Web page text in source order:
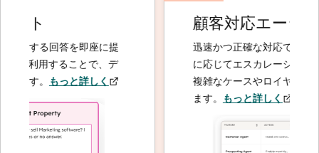
する回答を即座に提
利用することで、デ
もっと詳しく
顧客対応エージェ
迅速かつ正確な対応で問い合わ
に応じてエスカレーションする
複雑なケースやロイヤルティー
ます。もっと詳しく